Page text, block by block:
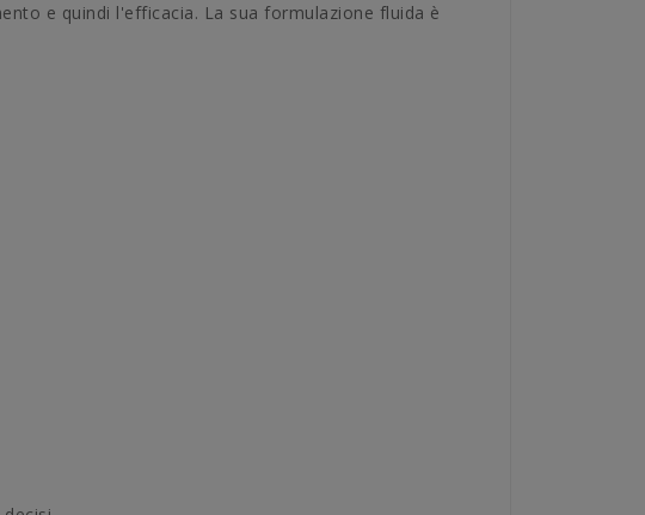
e quindi l'efficacia. La sua formulazione fluida è